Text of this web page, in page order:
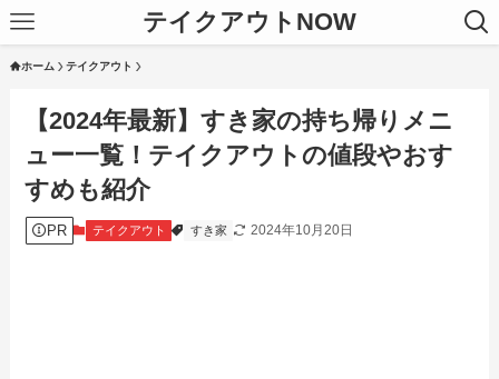
テイクアウトNOW
ホーム テイクアウト
【2024年最新】すき家の持ち帰りメニ
ュー一覧！テイクアウトの値段やおす
すめも紹介
PR テイクアウト すき家 2024年10月20日